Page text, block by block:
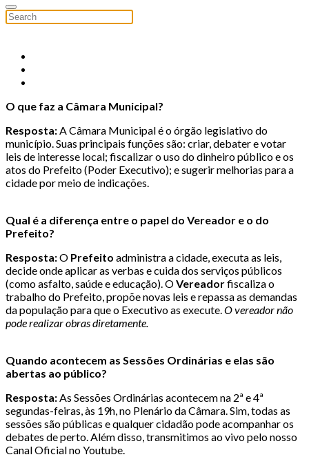
O que faz a Câmara Municipal?
Resposta:A Câmara Municipal é o órgão legislativo do
município. Suas principais funções são: criar, debater e votar
leis de interesse local; fiscalizar o uso do dinheiro público e os
atos do Prefeito (Poder Executivo); e sugerir melhorias para a
cidade por meio de indicações.
Qual é a diferença entre o papel do Vereador e o do
Prefeito?
Resposta:O Prefeito administra a cidade, executa as leis,
decide onde aplicar as verbas e cuida dos serviços públicos
(como asfalto, saúde e educação). OVereadorfiscaliza o
trabalho do Prefeito, propõe novas leis e repassa as demandas
da população para que o Executivo as execute.O vereador não
pode realizar obras diretamente.
Quando acontecem as Sessões Ordinárias e elas são
abertas ao público?
Resposta:As Sessões Ordinárias acontecem na 2ª e 4ª
segundas-feiras, às 19h, no Plenário da Câmara. Sim, todas as
sessões são públicas e qualquer cidadão pode acompanhar os
debates de perto. Além disso, transmitimos ao vivo pelo nosso
Canal Oficial no Youtube.